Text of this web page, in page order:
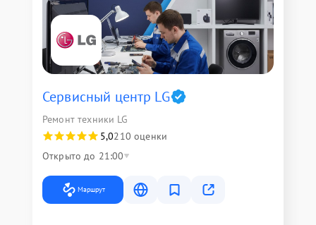
Сервисный центр LG
Ремонт техники LG
5,0210 оценки
Открыто до 21:00
Маршрут